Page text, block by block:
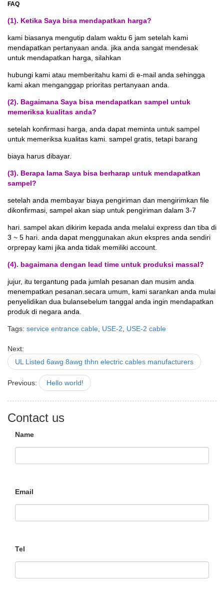
FAQ
(1). Ketika Saya bisa mendapatkan harga?
kami biasanya mengutip dalam waktu 6 jam setelah kami
mendapatkan pertanyaan anda. jika anda sangat mendesak
untuk mendapatkan harga, silahkan
hubungi kami atau memberitahu kami di e-mail anda sehingga
kami akan menganggap prioritas pertanyaan anda.
(2). Bagaimana Saya bisa mendapatkan sampel untuk
memeriksa kualitas anda?
setelah konfirmasi harga, anda dapat meminta untuk sampel
untuk memeriksa kualitas kami. sampel gratis, tetapi barang
biaya harus dibayar.
(3). Berapa lama Saya bisa berharap untuk mendapatkan
sampel?
setelah anda membayar biaya pengiriman dan mengirimkan file
dikonfirmasi, sampel akan siap untuk pengiriman dalam 3-7
hari. sampel akan dikirim kepada anda melalui express dan tiba di
3 ~ 5 hari. anda dapat menggunakan akun ekspres anda sendiri
orprepay kami jika anda tidak memiliki account.
(4). bagaimana dengan lead time untuk produksi massal?
jujur, itu tergantung pada jumlah pesanan dan musim anda
menempatkan pesanan. secara umum, kami sarankan anda mulai
penyelidikan dua bulansebelum tanggal anda ingin mendapatkan
produk di negara anda.
Tags: service entrance cable USE-2 USE-2 cable
Next:
UL Listed 6awg 8awg thhn electric cables manufacturers
Previous: Hello world!
Contact us
Name
Email
Tel